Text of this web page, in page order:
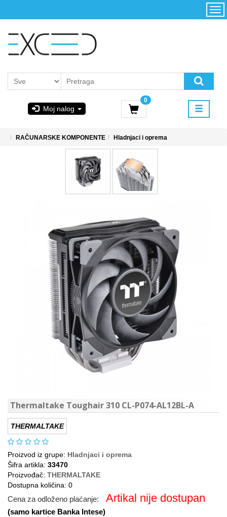
Moj nalog
0
Početna
korišćenja i
& STEAM
PoweredByAsus
MICROSOFT
RAČUNARSKE KOMPONENTE Hladnjaci i oprema
Thermaltake Toughair 310 CL-P074-AL12BL-A
THERMALTAKE
Proizvod iz grupe: Hladnjaci i oprema
Šifra artikla: 33470
Proizvođač: THERMALTAKE
Dostupna količina: 0
Cena za odloženo plaćanje: Artikal nije dostupan
(samo kartice Banka Intese)